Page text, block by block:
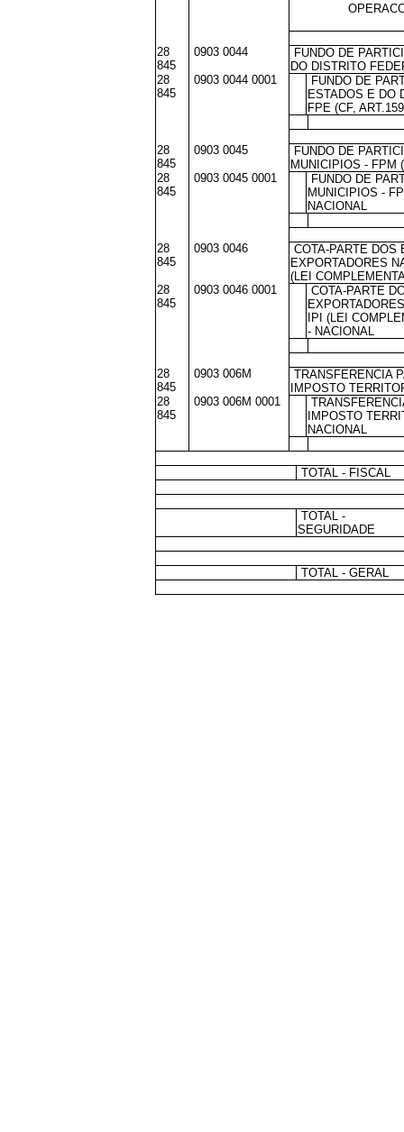
28
845
0903 0044
FUNDO DE
DO DISTRITO
28
845
0903 0044 0001
FUNDO DE
ESTADOS E DO
FPE (CF,
28
845
0903 0045
FUNDO DE
MUNICIPIOS - FPM
28
845
0903 0045 0001
FUNDO DE
MUNICIPIOS -
NACIONAL
28
845
0903 0046
COTA-PARTE DOS
EXPORTADORES
(LEI
28
845
0903 0046 0001
COTA-PARTE
IPI (LEI
- NACIONAL
28
845
0903 006M
TRANSFERENCIA
IMPOSTO
28
845
0903 006M 0001
IMPOSTO
NACIONAL
TOTAL - FISCAL
TOTAL -
SEGURIDADE
TOTAL - GERAL